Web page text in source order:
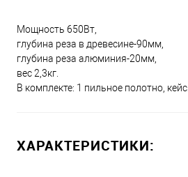
Мощность 650Вт,
глубина реза в древесине-90мм,
глубина реза алюминия-20мм,
вес 2,3кг.
В комплекте: 1 пильное полотно, кейс..
ХАРАКТЕРИСТИКИ: